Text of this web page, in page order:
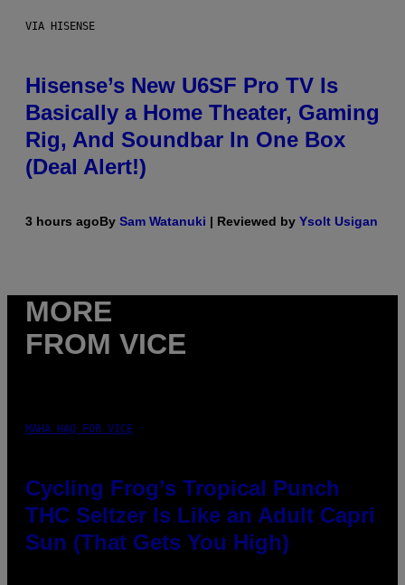
VIA HISENSE
Hisense’s New U6SF Pro TV Is
Basically a Home Theater, Gaming
Rig, And Soundbar In One Box
(Deal Alert!)
3 hours agoBy Sam Watanuki | Reviewed by Ysolt Usigan
MORE
FROM VICE
MAHA HAQ FOR VICE
Cycling Frog’s Tropical Punch
THC Seltzer Is Like an Adult Capri
Sun (That Gets You High)